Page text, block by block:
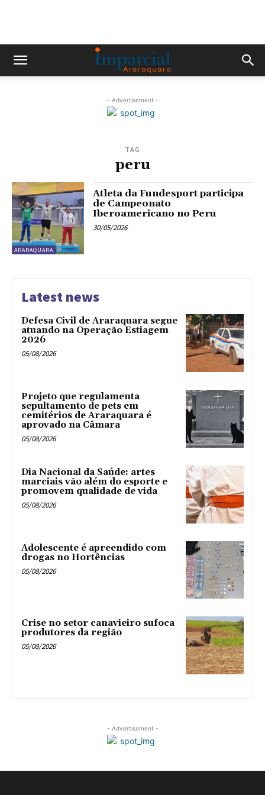
- Advertisement -
TAG
peru
ARARAQUARA
Atleta da Fundesport participa
de Campeonato
Iberoamericano no Peru
30/05/2026
Latest news
Defesa Civil de Araraquara segue
atuando na Operação Estiagem
2026
05/08/2026
Projeto que regulamenta
sepultamento de pets em
cemitérios de Araraquara é
aprovado na Câmara
05/08/2026
Dia Nacional da Saúde: artes
marciais vão além do esporte e
promovem qualidade de vida
05/08/2026
Adolescente é apreendido com
drogas no Hortências ‎
05/08/2026
Crise no setor canavieiro sufoca
produtores da região
05/08/2026
- Advertisement -